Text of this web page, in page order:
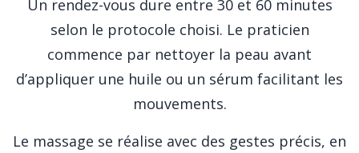
Un rendez-vous dure entre 30 et 60 minutes
selon le protocole choisi. Le praticien
commence par nettoyer la peau avant
d’appliquer une huile ou un sérum facilitant les
mouvements.
Le massage se réalise avec des gestes précis, en